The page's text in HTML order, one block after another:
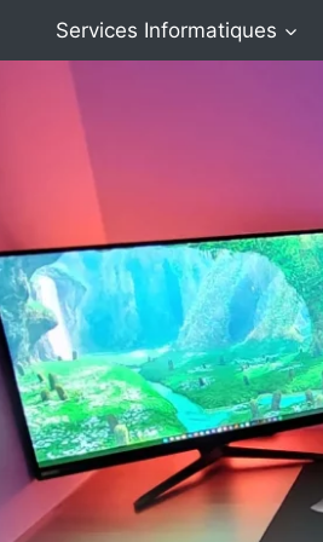
Services Informatiques